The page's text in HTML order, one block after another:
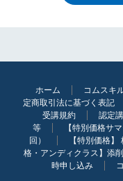
ホーム コムスキ
定商取引法に基づく表記
受講規約
認定
等
【特別価格サ
回）
【特別価格
格・アンディクラス】添
時申し込み